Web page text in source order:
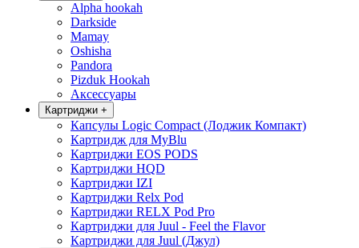
Alpha hookah
Darkside
Mamay
Oshisha
Pandora
Pizduk Hookah
Аксессуары
Картриджи +
Капсулы Logic Compact (Лоджик Компакт)
Картридж для MyBlu
Картриджи EOS PODS
Картриджи HQD
Картриджи IZI
Картриджи Relx Pod
Картриджи RELX Pod Pro
Картриджи для Juul - Feel the Flavor
Картриджи для Juul (Джул)